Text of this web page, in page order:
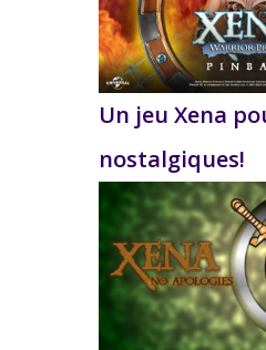
Un jeu Xena
nostalgiques!